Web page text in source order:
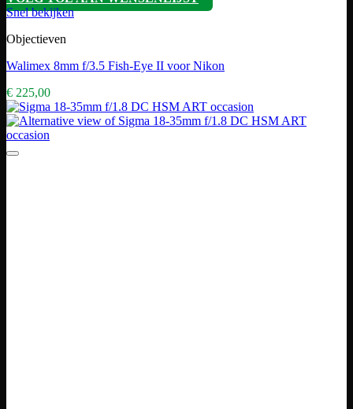
Snel bekijken
Objectieven
Walimex 8mm f/3.5 Fish-Eye II voor Nikon
€ 225,00